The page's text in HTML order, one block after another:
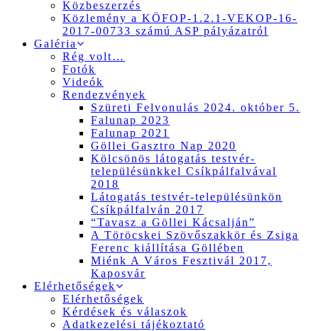
Közbeszerzés
Közlemény a KÖFOP-1.2.1-VEKOP-16-
2017-00733 számú ASP pályázatról
Galéria
Rég volt…
Fotók
Videók
Rendezvények
Szüreti Felvonulás 2024. október 5.
Falunap 2023
Falunap 2021
Göllei Gasztro Nap 2020
Kölcsönös látogatás testvér-
településünkkel Csíkpálfalvával
2018
Látogatás testvér-településünkön
Csíkpálfalván 2017
“Tavasz a Göllei Kácsalján”
A Töröcskei Szövőszakkör és Zsiga
Ferenc kiállítása Göllében
Miénk A Város Fesztivál 2017,
Kaposvár
Elérhetőségek
Elérhetőségek
Kérdések és válaszok
Adatkezelési tájékoztató